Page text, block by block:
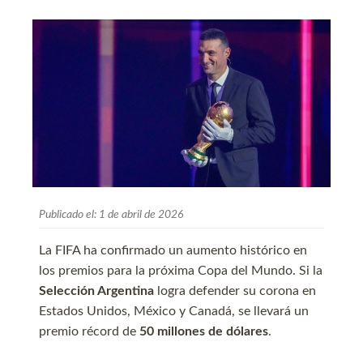
Publicado el: 1 de abril de 2026
La FIFA ha confirmado un aumento histórico en
los premios para la próxima Copa del Mundo. Si la
Selección Argentina logra defender su corona en
Estados Unidos, México y Canadá, se llevará un
premio récord de 50 millones de dólares.